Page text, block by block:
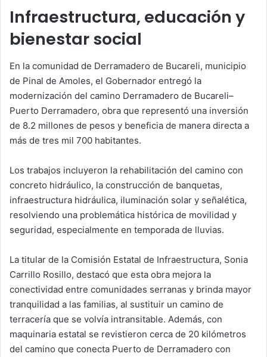
Infraestructura, educación y
bienestar social
En la comunidad de Derramadero de Bucareli, municipio
de Pinal de Amoles, el Gobernador entregó la
modernización del camino Derramadero de Bucareli–
Puerto Derramadero, obra que representó una inversión
de 8.2 millones de pesos y beneficia de manera directa a
más de tres mil 700 habitantes.
Los trabajos incluyeron la rehabilitación del camino con
concreto hidráulico, la construcción de banquetas,
infraestructura hidráulica, iluminación solar y señalética,
resolviendo una problemática histórica de movilidad y
seguridad, especialmente en temporada de lluvias.
La titular de la Comisión Estatal de Infraestructura, Sonia
Carrillo Rosillo, destacó que esta obra mejora la
conectividad entre comunidades serranas y brinda mayor
tranquilidad a las familias, al sustituir un camino de
terracería que se volvía intransitable. Además, con
maquinaria estatal se revistieron cerca de 20 kilómetros
del camino que conecta Puerto de Derramadero con